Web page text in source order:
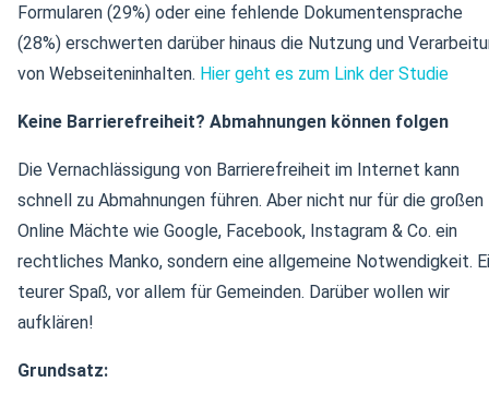
Formularen (29%) oder eine fehlende Dokumentensprache
(28%) erschwerten darüber hinaus die Nutzung und
von Webseiteninhalten. Hier geht es zum Link der Studie
Keine Barrierefreiheit? Abmahnungen können folgen
Die Vernachlässigung von Barrierefreiheit im Internet kann
schnell zu Abmahnungen führen. Aber nicht nur für die großen
Online Mächte wie Google, Facebook, Instagram & Co. ein
rechtliches Manko, sondern eine allgemeine Notwendigkeit.
teurer Spaß, vor allem für Gemeinden. Darüber wollen wir
aufklären!
Grundsatz: